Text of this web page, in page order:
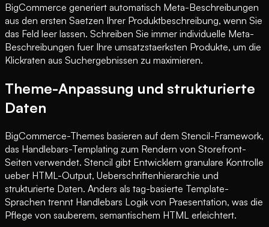
BigCommerce generiert automatisch Meta-Beschreibungen
aus den ersten Saetzen Ihrer Produktbeschreibung, wenn Sie
das Feld leer lassen. Schreiben Sie immer individuelle Meta-
Beschreibungen fuer Ihre umsatzstaerksten Produkte, um die
Klickraten aus Suchergebnissen zu maximieren.
Theme-Anpassung und strukturierte
Daten
BigCommerce-Themes basieren auf dem Stencil-Framework,
das Handlebars-Templating zum Rendern von Storefront-
Seiten verwendet. Stencil gibt Entwicklern granulare Kontrolle
ueber HTML-Output, Ueberschriftenhierarchie und
strukturierte Daten. Anders als tag-basierte Template-
Sprachen trennt Handlebars Logik von Praesentation, was die
Pflege von sauberem, semantischem HTML erleichtert.